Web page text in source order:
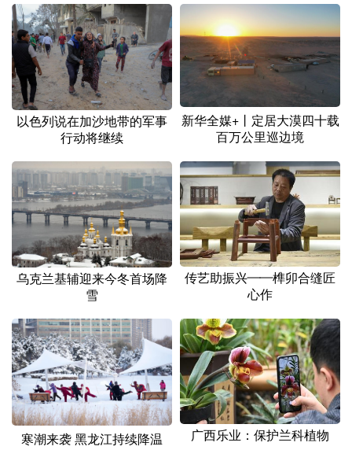
Русский язык 日本語 한국어
Deutsch Português
以色列说在加沙地带的军事
行动将继续
新华全媒+丨定居大漠四十载
百万公里巡边境
乌克兰基辅迎来今冬首场降
雪
传艺助振兴——榫卯合缝匠
心作
寒潮来袭 黑龙江持续降温 广西乐业：保护兰科植物